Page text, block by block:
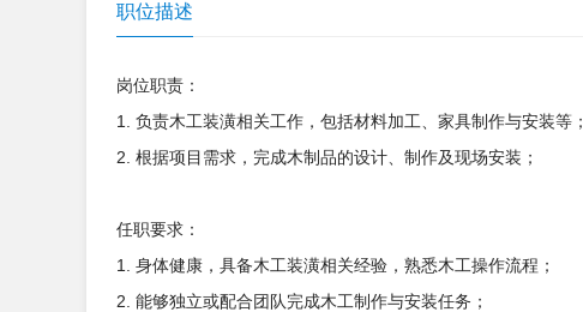
职位描述
岗位职责：
1. 负责木工装潢相关工作，包括材料加工、家具制作与安装等；
2. 根据项目需求，完成木制品的设计、制作及现场安装；
任职要求：
1. 身体健康，具备木工装潢相关经验，熟悉木工操作流程；
2. 能够独立或配合团队完成木工制作与安装任务；